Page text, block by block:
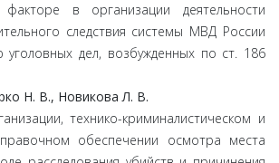
в организации деятельности
следствия системы МВД России
уголовных дел, возбужденных по ст. 186
Н. В., Новикова Л. В.
технико-криминалистическом и
обеспечении осмотра места